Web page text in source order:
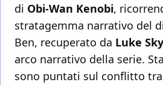
di Obi-Wan Kenobi,
stratagemma narrativo del
Ben, recuperato da Luke
arco narrativo della serie.
sono puntati sul conflitto